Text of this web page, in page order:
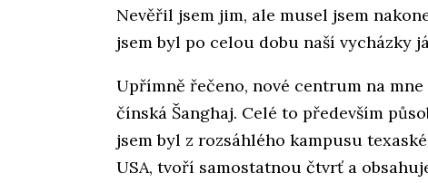
Nevěřil jsem jim, ale musel jsem
jsem byl po celou dobu naší vycházky
Upřímně řečeno, nové centrum na
čínská Šanghaj. Celé to především
jsem byl z rozsáhlého kampusu
USA, tvoří samostatnou čtvrť a